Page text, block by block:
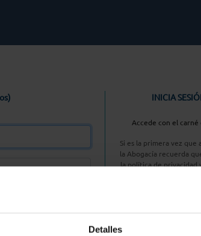
Detalles
INICIA
Accede con el
Si es la primera vez que
la Abogacía recuerda
la política de privacidad